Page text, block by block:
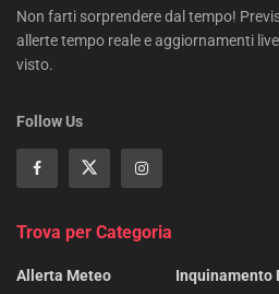
Non farti sorprendere dal tempo!
allerte tempo reale e aggiornamenti
visto.
Follow Us
Trova per Categoria
Allerta Meteo
Inquinamento